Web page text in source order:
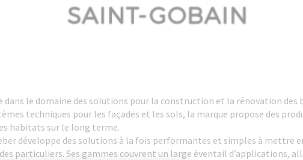
dans le domaine des solutions pour la construction et la rénovation des
techniques pour les façades et les sols, la marque propose des
habitats sur le long terme.
développe des solutions à la fois performantes et simples à mettre
particuliers. Ses gammes couvrent un large éventail d’applications,